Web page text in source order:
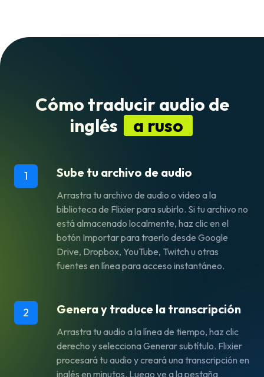
Cómo traducir audio de
inglés
a ruso
1 Sube tu archivo de audio
Arrastra tu archivo de audio o video a la
biblioteca de Flixier para subirlo. Si tu archivo no
está almacenado localmente, haz clic en el
botón Importar para traerlo desde Google
Drive, Dropbox, YouTube, Twitch u otras
fuentes en línea para acceso instantáneo.
2 Genera y traduce la transcripción
Arrastra tu audio a la línea de tiempo, haz clic
derecho y selecciona Generar subtítulo. Flixier
procesará tu audio y creará una transcripción en
inglés en minutos. Luego ve a la pestaña